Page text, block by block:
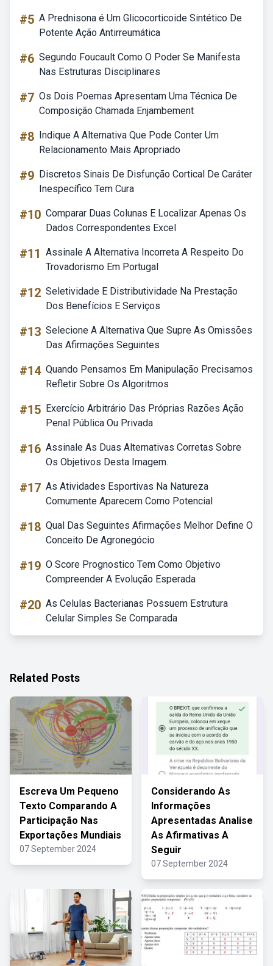
#5 A Prednisona é Um Glicocorticoide Sintético De
Potente Ação Antirreumática
#6 Segundo Foucault Como O Poder Se Manifesta
Nas Estruturas Disciplinares
#7 Os Dois Poemas Apresentam Uma Técnica De
Composição Chamada Enjambement
#8 Indique A Alternativa Que Pode Conter Um
Relacionamento Mais Apropriado
#9 Discretos Sinais De Disfunção Cortical De Caráter
Inespecífico Tem Cura
#10 Comparar Duas Colunas E Localizar Apenas Os
Dados Correspondentes Excel
#11 Assinale A Alternativa Incorreta A Respeito Do
Trovadorismo Em Portugal
#12 Seletividade E Distributividade Na Prestação
Dos Benefícios E Serviços
#13 Selecione A Alternativa Que Supre As Omissões
Das Afirmações Seguintes
#14 Quando Pensamos Em Manipulação Precisamos
Refletir Sobre Os Algoritmos
#15 Exercício Arbitrário Das Próprias Razões Ação
Penal Pública Ou Privada
#16 Assinale As Duas Alternativas Corretas Sobre
Os Objetivos Desta Imagem.
#17 As Atividades Esportivas Na Natureza
Comumente Aparecem Como Potencial
#18 Qual Das Seguintes Afirmações Melhor Define O
Conceito De Agronegócio
#19 O Score Prognostico Tem Como Objetivo
Compreender A Evolução Esperada
#20 As Celulas Bacterianas Possuem Estrutura
Celular Simples Se Comparada
Related Posts
Escreva Um Pequeno
Texto Comparando A
Participação Nas
Exportações Mundiais
07 September 2024
Considerando As
Informações
Apresentadas Analise
As Afirmativas A
Seguir
07 September 2024